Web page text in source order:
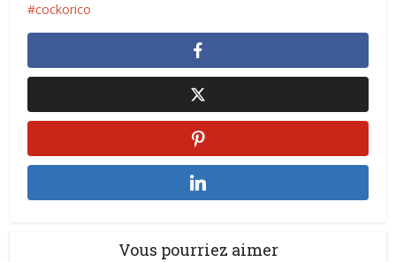
cockorico
Vous pourriez aimer